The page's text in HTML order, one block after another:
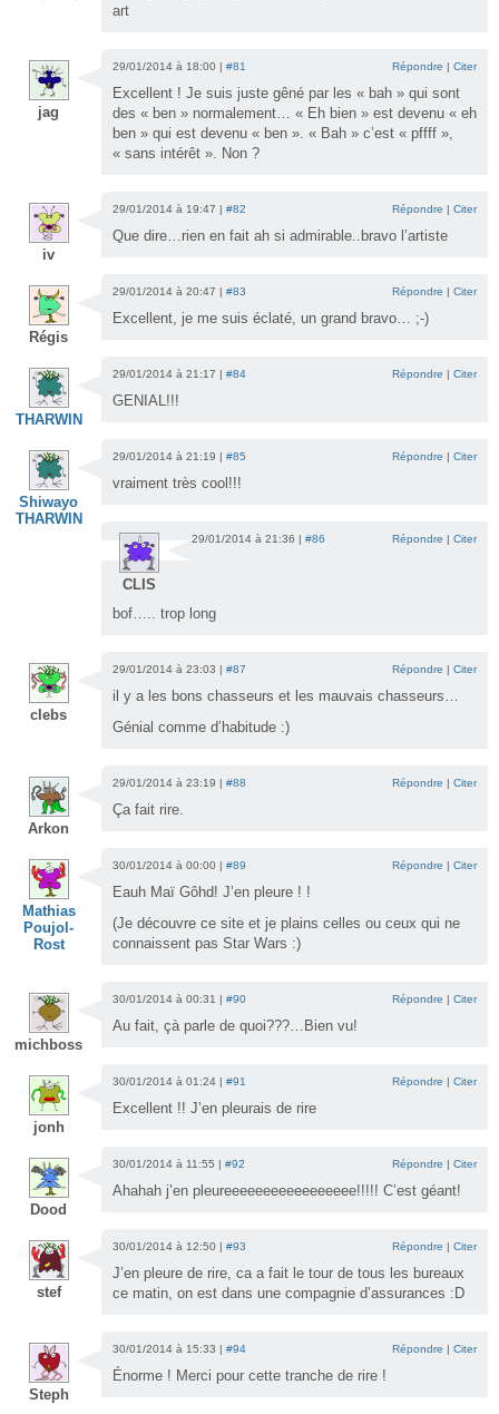
art
jag
29/01/2014 à 18:00 | #81 Répondre | Citer
Excellent ! Je suis juste gêné par les « bah » qui sont
des « ben » normalement… « Eh bien » est devenu « eh
ben » qui est devenu « ben ». « Bah » c’est « pffff »,
« sans intérêt ». Non ?
iv
29/01/2014 à 19:47 | #82 Répondre | Citer
Que dire…rien en fait ah si admirable..bravo l’artiste
Régis
29/01/2014 à 20:47 | #83 Répondre | Citer
Excellent, je me suis éclaté, un grand bravo… ;-)
THARWIN
29/01/2014 à 21:17 | #84 Répondre | Citer
GENIAL!!!
Shiwayo
THARWIN
29/01/2014 à 21:19 | #85 Répondre | Citer
vraiment très cool!!!
CLIS
29/01/2014 à 21:36 | #86 Répondre | Citer
bof….. trop long
clebs
29/01/2014 à 23:03 | #87 Répondre | Citer
il y a les bons chasseurs et les mauvais chasseurs…
Génial comme d’habitude :)
Arkon
29/01/2014 à 23:19 | #88 Répondre | Citer
Ça fait rire.
Mathias
Poujol-
Rost
30/01/2014 à 00:00 | #89 Répondre | Citer
Eauh Maï Gôhd! J’en pleure ! !
(Je découvre ce site et je plains celles ou ceux qui ne
connaissent pas Star Wars :)
michboss
30/01/2014 à 00:31 | #90 Répondre | Citer
Au fait, çà parle de quoi???…Bien vu!
jonh
30/01/2014 à 01:24 | #91 Répondre | Citer
Excellent !! J’en pleurais de rire
Dood
30/01/2014 à 11:55 | #92 Répondre | Citer
Ahahah j’en pleureeeeeeeeeeeeeeeee!!!!! C’est géant!
stef
30/01/2014 à 12:50 | #93 Répondre | Citer
J’en pleure de rire, ca a fait le tour de tous les bureaux
ce matin, on est dans une compagnie d’assurances :D
Steph
30/01/2014 à 15:33 | #94 Répondre | Citer
Énorme ! Merci pour cette tranche de rire !